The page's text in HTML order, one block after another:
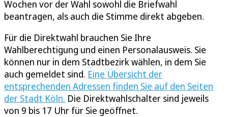
Wochen vor der Wahl sowohl die Briefwahl
beantragen, als auch die Stimme direkt abgeben.
Für die Direktwahl brauchen Sie Ihre
Wahlberechtigung und einen Personalausweis. Sie
können nur in dem Stadtbezirk wählen, in dem Sie
auch gemeldet sind. Eine Übersicht der
entsprechenden Adressen finden Sie auf den Seiten
der Stadt Köln. Die Direktwahlschalter sind jeweils
von 9 bis 17 Uhr für Sie geöffnet.